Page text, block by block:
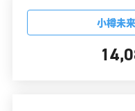
小樽未